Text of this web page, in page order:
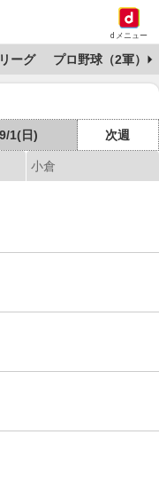
dメニュー
ーグ プロ野球（2軍）
9/1(日) 次週
小倉